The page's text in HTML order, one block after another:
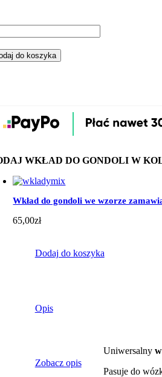
do koszyka
WKŁAD DO GONDOLI W
Wkład do gondoli we wzorze
65,00zł
Dodaj do koszyka
Opis
Zobacz opis
Uniwersalny
Pasuje do